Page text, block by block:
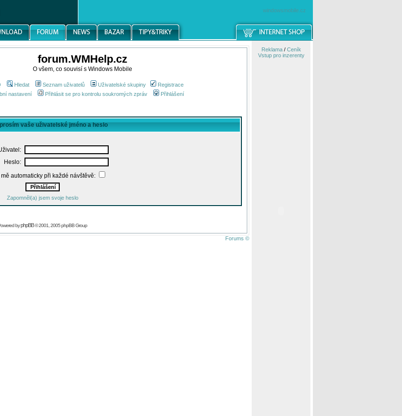
windowsmobile.cz
forum.WMHelp.cz
O všem, co souvisí s Windows Mobile
Hledat Seznam uživatelů Uživatelské skupiny
Registrace
nastavení
Přihlásit se pro kontrolu soukromých zpráv Přihlášení
vaše uživatelské jméno a heslo
Heslo:
mě automaticky při každé návštěvě:
Zapomněl(a) jsem svoje heslo
byphpBB© 2001, 2005 phpBB Group
Forums ©
Reklama/ Ceník
Vstup pro inzerenty